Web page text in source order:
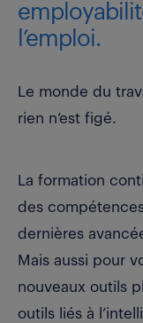
l’emploi.
Le monde du
rien n’est figé.
La formation
des
dernières
Mais aussi pour
nouveaux outils
outils liés à